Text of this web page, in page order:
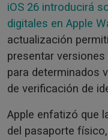
iOS 26 introducirá
digitales en Apple
actualización
presentar
para determinados
de verificación de
Apple enfatizó que
del pasaporte